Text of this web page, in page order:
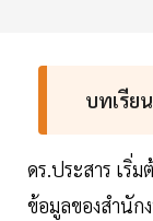
บทเรีย
ดร.ประสาร เริ่
ข้อมูลของสำนัก